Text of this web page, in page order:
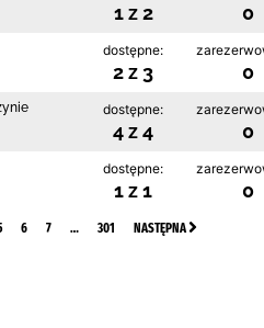
1 z 2 0
dostępne:
2 z 3 0
dostępne:
4 z 4 0
dostępne:
1 z 1 0
6 7 … 301 NASTĘPNA